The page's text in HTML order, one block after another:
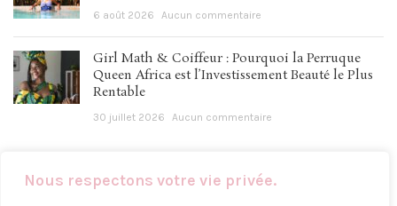
Nous respectons votre vie privée.
6 août 2026 Aucun commentaire
Girl Math & Coiffeur : Pourquoi la Perruque
Queen Africa est l’Investissement Beauté le Plus
Rentable
30 juillet 2026 Aucun commentaire
LIENS UTILES